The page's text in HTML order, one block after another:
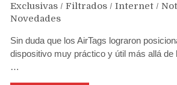
Exclusivas / Filtrados / Internet /
Novedades
Sin duda que los AirTags lograron
dispositivo muy práctico y útil más allá de
…